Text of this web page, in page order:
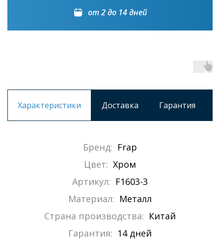
от 2 до 14 дней
Характеристики Доставка Гарантия
Бренд: Frap
Цвет: Хром
Артикул: F1603-3
Материал: Металл
Страна производства: Китай
Гарантия: 14 дней